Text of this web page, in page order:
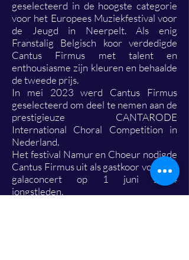
geselecteerd in de hoogste categorie
voor het Europees Muziekfestival voor
de Jeugd in Neerpelt. Als enig
Franstalig Belgisch koor verdedigde
Cantus Firmus met talent en
enthousiasme zijn kleuren en behaalde
de tweede prijs.
In mei 2023 werd Cantus Firmus
geselecteerd om deel te nemen aan de
prestigieuze CANTARODE
International Choral Competition in
Nederland.
Het festival Namur en Choeur nodigde
Cantus Firmus uit als gastkoor voor het
galaconcert op 1 juni 2024
jongstleden.